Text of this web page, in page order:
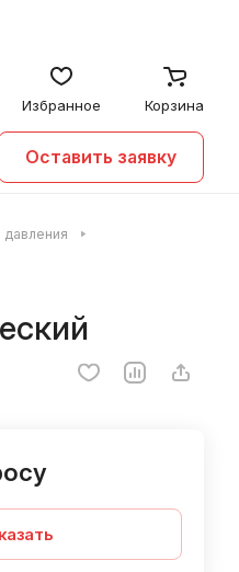
Избранное Корзина
Оставить заявку